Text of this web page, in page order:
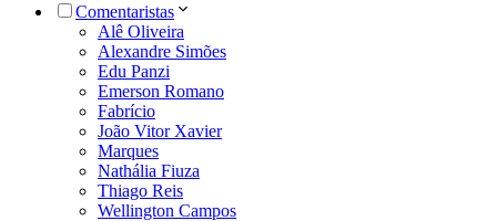
Comentaristas
Alê Oliveira
Alexandre Simões
Edu Panzi
Emerson Romano
Fabrício
João Vitor Xavier
Marques
Nathália Fiuza
Thiago Reis
Wellington Campos